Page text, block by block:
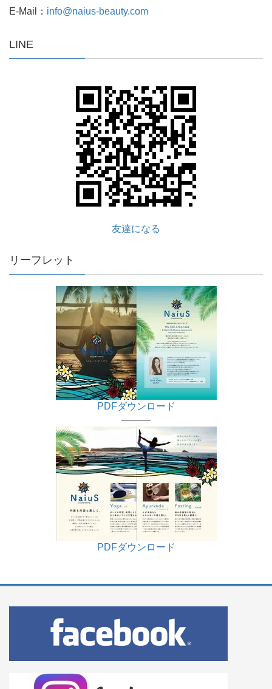
E-Mail： info@naius-beauty.com
LINE
友達になる
リーフレット
PDFダウンロード
———
PDFダウンロード